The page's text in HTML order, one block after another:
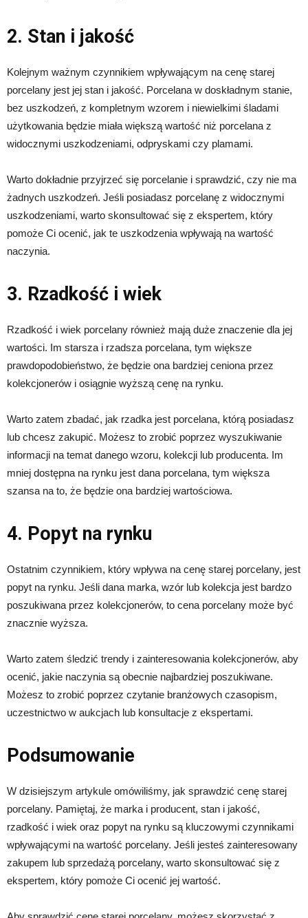
2. Stan i jakość
Kolejnym ważnym czynnikiem wpływającym na cenę starej
porcelany jest jej stan i jakość. Porcelana w doskładnym stanie,
bez uszkodzeń, z kompletnym wzorem i niewielkimi śladami
użytkowania będzie miała większą wartość niż porcelana z
widocznymi uszkodzeniami, odpryskami czy plamami.
Warto dokładnie przyjrzeć się porcelanie i sprawdzić, czy nie ma
żadnych uszkodzeń. Jeśli posiadasz porcelanę z widocznymi
uszkodzeniami, warto skonsultować się z ekspertem, który
pomoże Ci ocenić, jak te uszkodzenia wpływają na wartość
naczynia.
3. Rzadkość i wiek
Rzadkość i wiek porcelany również mają duże znaczenie dla jej
wartości. Im starsza i rzadsza porcelana, tym większe
prawdopodobieństwo, że będzie ona bardziej ceniona przez
kolekcjonerów i osiągnie wyższą cenę na rynku.
Warto zatem zbadać, jak rzadka jest porcelana, którą posiadasz
lub chcesz zakupić. Możesz to zrobić poprzez wyszukiwanie
informacji na temat danego wzoru, kolekcji lub producenta. Im
mniej dostępna na rynku jest dana porcelana, tym większa
szansa na to, że będzie ona bardziej wartościowa.
4. Popyt na rynku
Ostatnim czynnikiem, który wpływa na cenę starej porcelany, jest
popyt na rynku. Jeśli dana marka, wzór lub kolekcja jest bardzo
poszukiwana przez kolekcjonerów, to cena porcelany może być
znacznie wyższa.
Warto zatem śledzić trendy i zainteresowania kolekcjonerów, aby
ocenić, jakie naczynia są obecnie najbardziej poszukiwane.
Możesz to zrobić poprzez czytanie branżowych czasopism,
uczestnictwo w aukcjach lub konsultacje z ekspertami.
Podsumowanie
W dzisiejszym artykule omówiliśmy, jak sprawdzić cenę starej
porcelany. Pamiętaj, że marka i producent, stan i jakość,
rzadkość i wiek oraz popyt na rynku są kluczowymi czynnikami
wpływającymi na wartość porcelany. Jeśli jesteś zainteresowany
zakupem lub sprzedażą porcelany, warto skonsultować się z
ekspertem, który pomoże Ci ocenić jej wartość.